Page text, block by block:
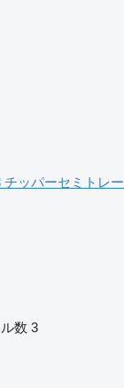
チッパーセミトレー
数 3